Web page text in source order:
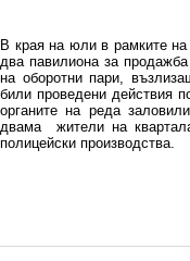
В края на юли в рамките на
два павилиона за
на оборотни пари,
били проведени действия
органите на реда
двама жители на
полицейски производства.